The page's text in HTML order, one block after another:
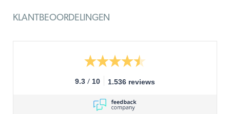
KLANTBEOORDELINGEN
9.3 / 10 1.536 reviews